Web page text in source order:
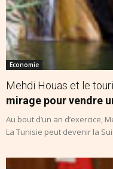
Economie
Mehdi Houas et le
mirage pour vendre
Au bout d’un an d’exercice,
La Tunisie peut devenir la